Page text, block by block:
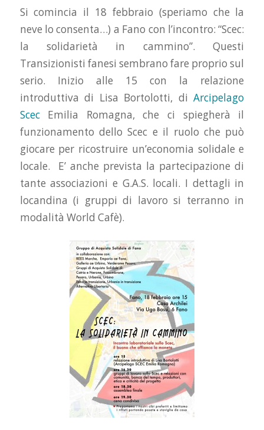
Si comincia il 18 febbraio (speriamo che la
neve lo consenta…) a Fano con l’incontro: “Scec:
la solidarietà in cammino”. Questi
Transizionisti fanesi sembrano fare proprio sul
serio. Inizio alle 15 con la relazione
introduttiva di Lisa Bortolotti, diArcipelago
ScecEmilia Romagna, che ci spiegherà il
funzionamento dello Scec e il ruolo che può
giocare per ricostruire un’economia solidale e
locale. E’ anche prevista la partecipazione di
tante associazioni e G.A.S. locali. I dettagli in
locandina (i gruppi di lavoro si terranno in
modalità World Cafè).